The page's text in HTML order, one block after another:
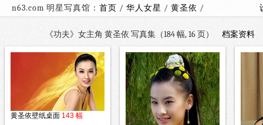
n63.com 明星写真馆： 首页 / 华人女星 / 黄圣依 /
《功夫》女主角 黄圣依 写真集（184 幅, 16 页） 档案资料
黄圣依壁纸桌面 143 幅